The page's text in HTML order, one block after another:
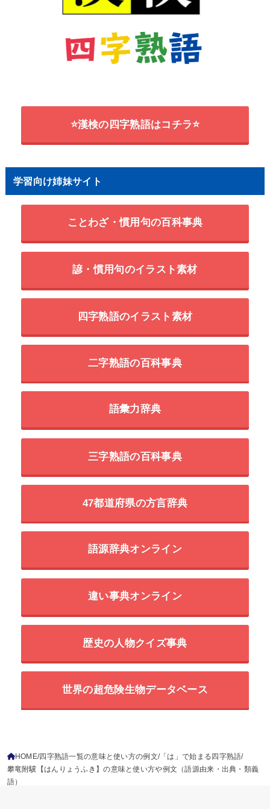
⭐漢検の四字熟語はコチラ⭐
学習向け姉妹サイト
ことわざ・慣用句の百科事典
諺・慣用句のイラスト素材
四字熟語のイラスト素材
二字熟語の百科事典
語彙力辞典
三字熟語の百科事典
47都道府県の方言辞典
語源辞典オンライン
違い事典オンライン
歴史の人物クイズ事典
世界の超危険生物データベース
HOME 四字熟語一覧の意味と使い方の例文 「は」で始まる四字熟語
攀竜附驥【はんりょうふき】の意味と使い方や例文（語源由来・出典・類義
語）